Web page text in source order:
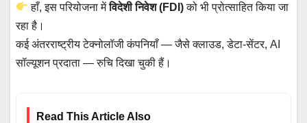
हाँ, इस परियोजना मेंविदेशी निवेश (FDI)को भी प्रोत्साहित किया जा
रहा है।
कई अंतरराष्ट्रीय टेक्नोलॉजी कंपनियाँ — जैसे क्लाउड, डेटा-सेंटर, AI
सॉल्यूशन प्रदाता — रुचि दिखा चुकी हैं।
Read This Article Also